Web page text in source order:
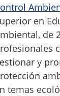
en
de
y
temas